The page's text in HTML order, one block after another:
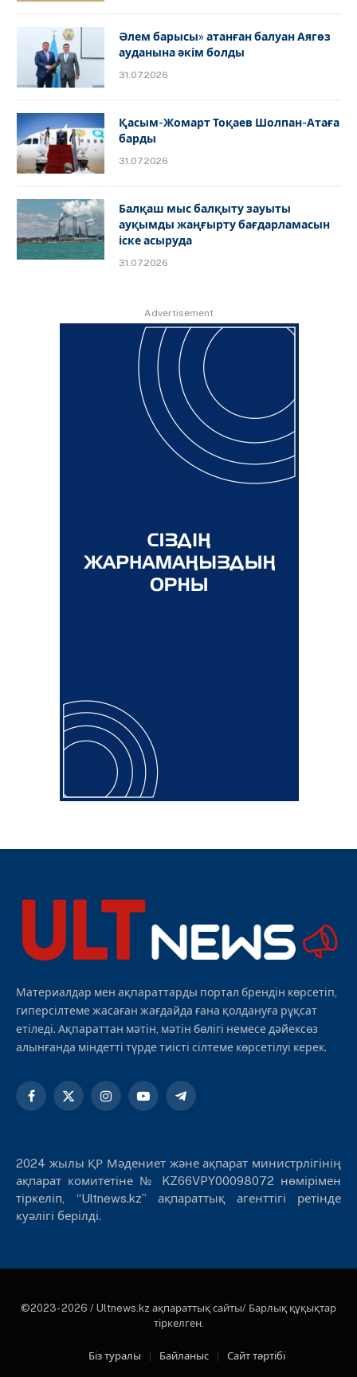
Әлем барысы» атанған балуан Аягөз
ауданына әкім болды
31.07.2026
Қасым-Жомарт Тоқаев Шолпан-Атаға
барды
31.07.2026
Балқаш мыс балқыту зауыты
ауқымды жаңғырту бағдарламасын
іске асыруда
31.07.2026
Advertisement
Материалдар мен ақпараттарды портал брендін көрсетіп,
гиперсілтеме жасаған жағдайда ғана қолдануға рұқсат
етіледі. Ақпараттан мәтін, мәтін бөлігі немесе дәйексөз
алынғанда міндетті түрде тиісті сілтеме көрсетілуі керек.
Facebook
X
InstagramYouTubeTelegram
2024 жылы ҚР Мәдениет және ақпарат министрлігінің
ақпарат комитетіне № KZ66VPY00098072 нөмірімен
тіркеліп, “Ultnews.kz” ақпараттық агенттігі ретінде
куәлігі берілді.
©2023- 2026 / Ultnews.kz ақпараттық сайты/ Барлық құқықтар
тіркелген.
Біз туралы Байланыс Сайт тәртібі